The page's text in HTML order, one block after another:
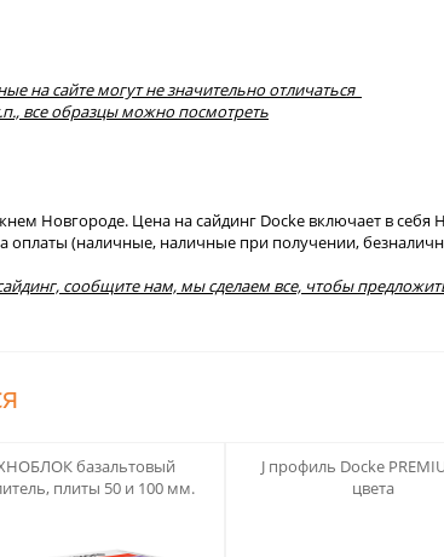
на сайте могут не значительно отличаться
все образцы можно посмотреть
Новгороде. Цена на сайдинг Docke включает в себя
оплаты (наличные, наличные при получении,
сообщите нам, мы сделаем все, чтобы
базальтовый
плиты 50 и 100 мм.
J профиль Docke
цвета